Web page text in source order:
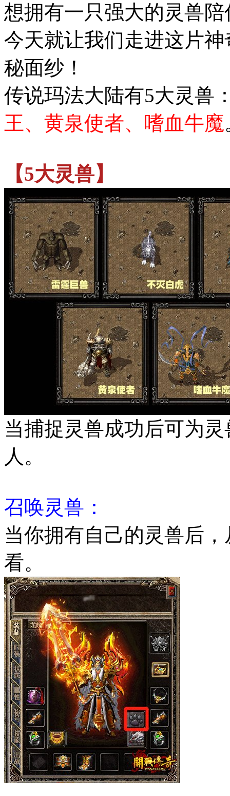
想拥有一只强大的灵兽
今天就让我们走进这片
秘面纱！
传说玛法大陆有5大灵兽
王、黄泉使者、嗜血牛魔
【5大灵兽】
当捕捉灵兽成功后可为
人。
召唤灵兽：
当你拥有自己的灵兽后
看。